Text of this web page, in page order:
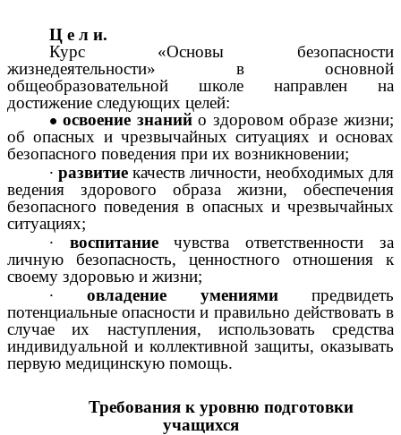
Ц е л и.
Курс «Основы безопасности
жизнедеятельности» в основной
общеобразовательной школе направлен на
достижение следующих целей:
освоение знанийо здоровом образе жизни;
об опасных и чрезвычайных ситуациях и основах
безопасного поведения при их возникновении;
∙ развитие качеств личности, необходимых для
ведения здорового образа жизни, обеспечения
безопасного поведения в опасных и чрезвычайных
ситуациях;
∙ воспитаниечувства ответственности за
личную безопасность, ценностного отношения к
своему здоровью и жизни;
∙ овладение умениямипредвидеть
потенциальные опасности и правильно действовать в
случае их наступления, использовать средства
индивидуальной и коллективной защиты, оказывать
первую медицинскую помощь.
Требования к уровню подготовки
учащихся